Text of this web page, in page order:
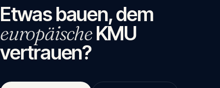
Etwas bauen, dem
europäischeKMU
vertrauen?